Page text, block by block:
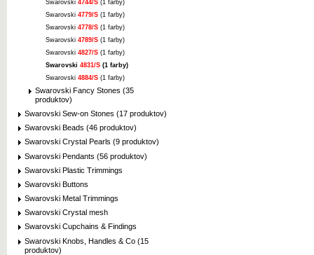
Swarovski 4744/S (1 farby)
Swarovski 4779/S (1 farby)
Swarovski 4778/S (1 farby)
Swarovski 4789/S (1 farby)
Swarovski 4827/S (1 farby)
Swarovski 4831/S (1 farby)
Swarovski 4884/S (1 farby)
Swarovski Fancy Stones (35
produktov)
Swarovski Sew-on Stones (17 produktov)
Swarovski Beads (46 produktov)
Swarovski Crystal Pearls (9 produktov)
Swarovski Pendants (56 produktov)
Swarovski Plastic Trimmings
Swarovski Buttons
Swarovski Metal Trimmings
Swarovski Crystal mesh
Swarovski Cupchains & Findings
Swarovski Knobs, Handles & Co (15
produktov)